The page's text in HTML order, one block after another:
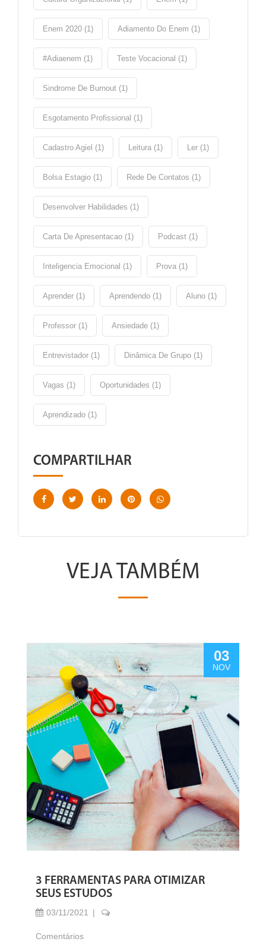
Enem 2020 (1) Adiamento Do Enem (1)
#adiaenem (1) Teste Vocacional (1)
Sindrome De Burnout (1)
Esgotamento Profissional (1)
Cadastro Agiel (1) Leitura (1) Ler (1)
Bolsa Estagio (1) Rede De Contatos (1)
Desenvolver Habilidades (1)
Carta De Apresentacao (1) Podcast (1)
Inteligencia Emocional (1) Prova (1)
Aprender (1) Aprendendo (1) Aluno (1)
Professor (1) Ansiedade (1)
Entrevistador (1) Dinâmica De Grupo (1)
Vagas (1) Oportunidades (1)
Aprendizado (1)
COMPARTILHAR
VEJA TAMBÉM
03
NOV
3 FERRAMENTAS PARA OTIMIZAR
SEUS ESTUDOS
03/11/2021
Comentários